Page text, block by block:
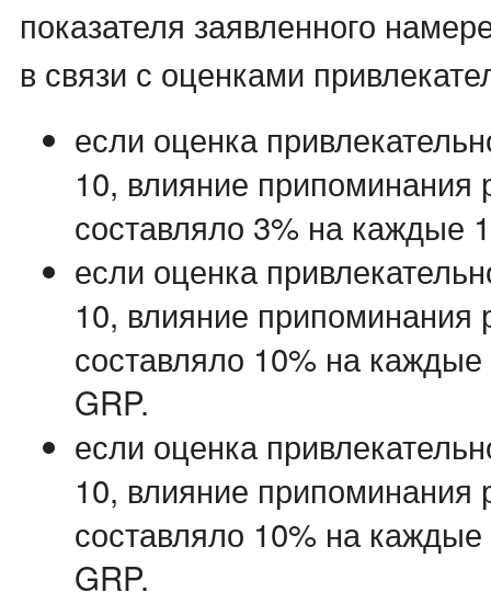
показателя заявленного
в связи с оценками
если оценка
10, влияние припоминания
составляло 3% на каждые
если оценка
10, влияние припоминания
составляло 10% на каждые
GRP.
если оценка
10, влияние припоминания
составляло 10% на каждые
GRP.